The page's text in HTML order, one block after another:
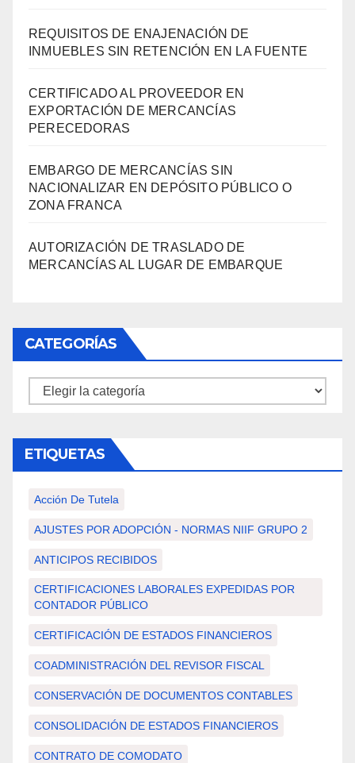
REQUISITOS DE ENAJENACIÓN DE
INMUEBLES SIN RETENCIÓN EN LA FUENTE
CERTIFICADO AL PROVEEDOR EN
EXPORTACIÓN DE MERCANCÍAS
PERECEDORAS
EMBARGO DE MERCANCÍAS SIN
NACIONALIZAR EN DEPÓSITO PÚBLICO O
ZONA FRANCA
AUTORIZACIÓN DE TRASLADO DE
MERCANCÍAS AL LUGAR DE EMBARQUE
CATEGORÍAS
Categorías
ETIQUETAS
Acción De Tutela
AJUSTES POR ADOPCIÓN - NORMAS NIIF GRUPO 2
ANTICIPOS RECIBIDOS
CERTIFICACIONES LABORALES EXPEDIDAS POR
CONTADOR PÚBLICO
CERTIFICACIÓN DE ESTADOS FINANCIEROS
COADMINISTRACIÓN DEL REVISOR FISCAL
CONSERVACIÓN DE DOCUMENTOS CONTABLES
CONSOLIDACIÓN DE ESTADOS FINANCIEROS
CONTRATO DE COMODATO